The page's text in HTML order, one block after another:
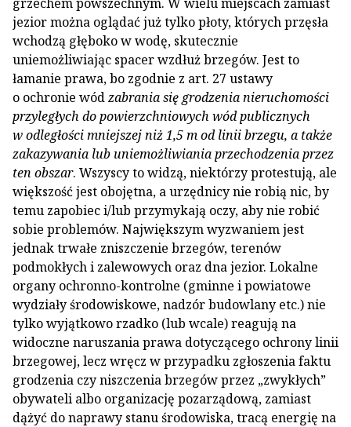
jezior można oglądać już tylko płoty, których przęsła
wchodzą głęboko w wodę, skutecznie
uniemożliwiając spacer wzdłuż brzegów. Jest to
łamanie prawa, bo zgodnie z art. 27 ustawy
o ochronie wódzabrania się grodzenia nieruchomości
przyległych do powierzchniowych wód publicznych
w odległości mniejszej niż 1,5 m od linii brzegu, a także
zakazywania lub uniemożliwiania przechodzenia przez
ten obszar. Wszyscy to widzą, niektórzy protestują, ale
większość jest obojętna, a urzędnicy nie robią nic, by
temu zapobiec i/lub przymykają oczy, aby nie robić
sobie problemów. Największym wyzwaniem jest
jednak trwałe zniszczenie brzegów, terenów
podmokłych i zalewowych oraz dna jezior. Lokalne
organy ochronno-kontrolne (gminne i powiatowe
wydziały środowiskowe, nadzór budowlany etc.) nie
tylko wyjątkowo rzadko (lub wcale) reagują na
widoczne naruszania prawa dotyczącego ochrony linii
brzegowej, lecz wręcz w przypadku zgłoszenia faktu
grodzenia czy niszczenia brzegów przez „zwykłych”
obywateli albo organizację pozarządową, zamiast
dążyć do naprawy stanu środowiska, tracą energię na